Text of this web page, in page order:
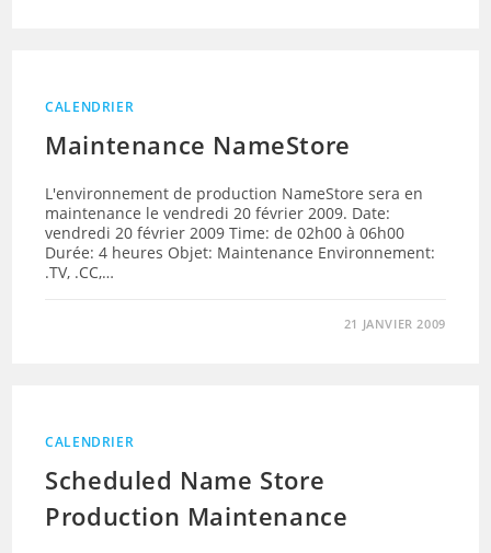
CALENDRIER
Maintenance NameStore
L'environnement de production NameStore sera en
maintenance le vendredi 20 février 2009. Date:
vendredi 20 février 2009 Time: de 02h00 à 06h00
Durée: 4 heures Objet: Maintenance Environnement:
.TV, .CC,…
21 JANVIER 2009
CALENDRIER
Scheduled Name Store
Production Maintenance